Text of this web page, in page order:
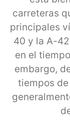
carreteras
principales
40 y la A-
en el
embargo,
tiempos